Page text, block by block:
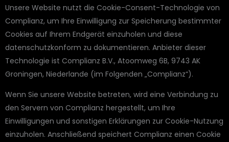
Unsere Website nutzt die Cookie-Consent-Technologie von
Complianz, um Ihre Einwilligung zur Speicherung bestimmter
Cookies auf Ihrem Endgerät einzuholen und diese
datenschutzkonform zu dokumentieren. Anbieter dieser
Technologie ist Complianz B.V., Atoomweg 6B, 9743 AK
Groningen, Niederlande (im Folgenden „Complianz“).
Wenn Sie unsere Website betreten, wird eine Verbindung zu
den Servern von Complianz hergestellt, um Ihre
Einwilligungen und sonstigen Erklärungen zur Cookie-Nutzung
einzuholen. Anschließend speichert Complianz einen Cookie